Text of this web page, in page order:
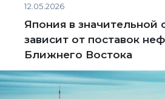
12.05.2026
Япония в значительной
зависит от поставок
Ближнего Востока